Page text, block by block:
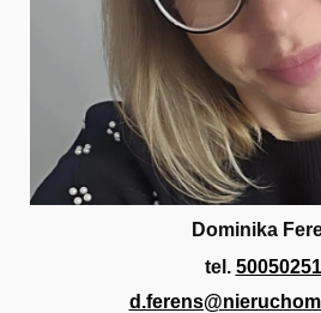
Dominika
tel.